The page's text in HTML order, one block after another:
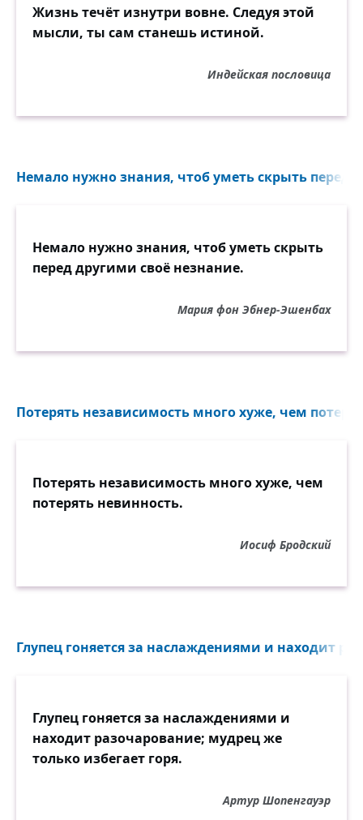
Да, в мире есть различные сердца.
Кому досталось именно такое:
Жизнь течёт изнутри вовне. Следуя этой
мысли, ты сам станешь истиной.
Индейская пословица
Немало нужно знания, чтоб уметь скрыть перед
Немало нужно знания, чтоб уметь скрыть
перед другими своё незнание.
Мария фон Эбнер-Эшенбах
Потерять независимость много хуже, чем
Потерять независимость много хуже, чем
потерять невинность.
Иосиф Бродский
Глупец гоняется за наслаждениями и находит
Глупец гоняется за наслаждениями и
находит разочарование; мудрец же
только избегает горя.
Артур Шопенгауэр